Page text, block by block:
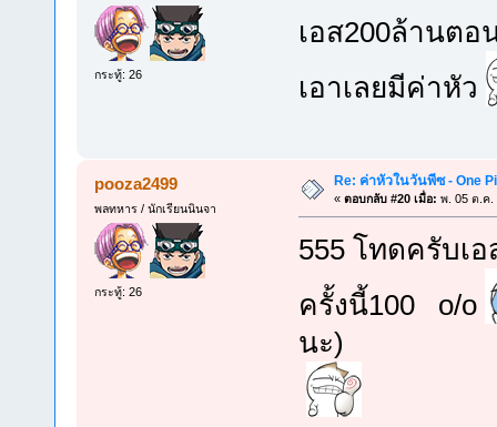
กระทู้: 26
เอส200ล้านตอ
เอาเลยมีค่าหัว
pooza2499
พลทหาร / นักเรียนนินจา
กระทู้: 26
Re: ค่าหัวในวันพีซ - One
« ตอบกลับ #20 เมื่อ: พ. 05 ต.ค.
555 โทดครับเ
ครั้งนี้100 o/o
นะ)